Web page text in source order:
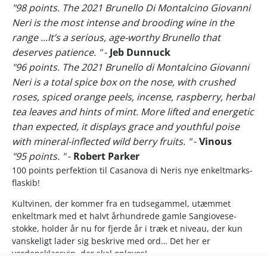
"98 points. The 2021 Brunello Di Montalcino Giovanni
Neri is the most intense and brooding wine in the
range ...It’s a serious, age-worthy Brunello that
deserves patience. "- Jeb Dunnuck
"96 points. The 2021 Brunello di Montalcino Giovanni
Neri is a total spice box on the nose, with crushed
roses, spiced orange peels, incense, raspberry, herbal
tea leaves and hints of mint. More lifted and energetic
than expected, it displays grace and youthful poise
with mineral-inflected wild berry fruits. "-Vinous
"95 points. "- Robert Parker
100 points perfektion til Casanova di Neris nye enkeltmarks-
flaskib!
Kultvinen, der kommer fra en tudsegammel, utæmmet
enkeltmark med et halvt århundrede gamle Sangiovese-
stokke, holder år nu for fjerde år i træk et niveau, der kun
vanskeligt lader sig beskrive med ord… Det her er
verdensklassvin, der skal opleves!